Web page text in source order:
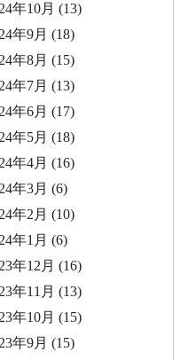
年10月 (13)
年9月 (18)
年8月 (15)
年7月 (13)
年6月 (17)
年5月 (18)
年4月 (16)
年3月 (6)
年2月 (10)
年1月 (6)
年12月 (16)
年11月 (13)
年10月 (15)
年9月 (15)